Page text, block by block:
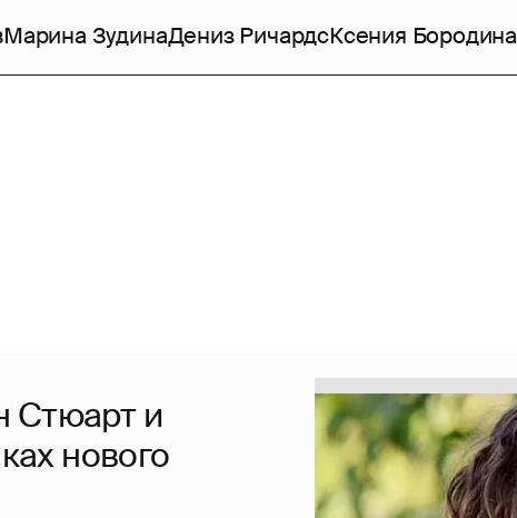
Марина ЗудинаДениз РичардсКсения Бородина
Стюарт и
нового